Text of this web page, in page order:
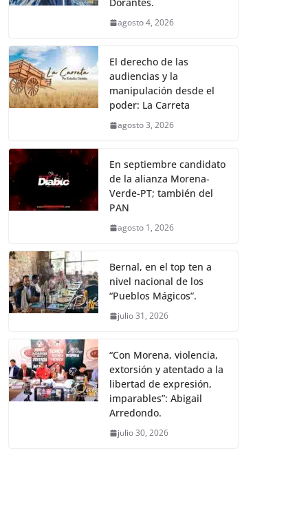
agosto 4, 2026
El derecho de las
audiencias y la
manipulación desde el
poder: La Carreta
agosto 3, 2026
En septiembre candidato
de la alianza Morena-
Verde-PT; también del
PAN
agosto 1, 2026
Bernal, en el top ten a
nivel nacional de los
“Pueblos Mágicos”.
julio 31, 2026
“Con Morena, violencia,
extorsión y atentado a la
libertad de expresión,
imparables”: Abigail
Arredondo.
julio 30, 2026